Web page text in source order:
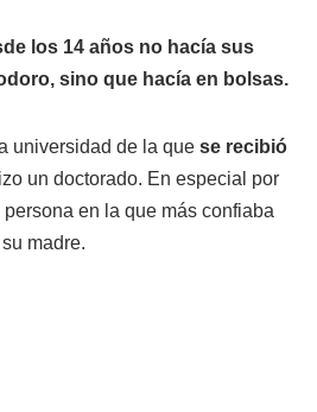
los 14 años no hacía sus
sino que hacía en bolsas.
universidad de la que se recibió
un doctorado. En especial por
en la que más confiaba
madre.